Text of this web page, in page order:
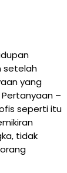
setelah
yang
–
seperti itu
tidak